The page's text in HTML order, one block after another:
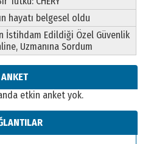
hayatı belgesel oldu
İstihdam Edildiği Özel Güvenlik
Uzmanına Sordum
ANKET
etkin anket yok.